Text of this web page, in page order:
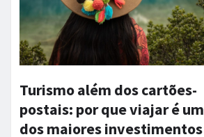
Turismo além dos cartões-
postais: por que viajar é um
dos maiores investimentos